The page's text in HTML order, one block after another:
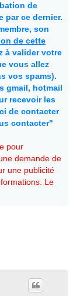
de
par ce dernier.
son
de cette
à valider votre
vous allez
vos spams).
gmail, hotmail
recevoir les
de contacter
contacter"
pour
demande de
une publicité
Le